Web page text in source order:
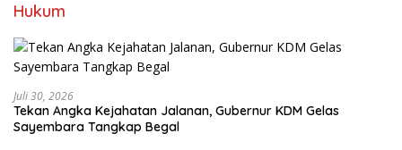
Hukum
Juli 30, 2026
Tekan Angka Kejahatan Jalanan, Gubernur KDM Gelas
Sayembara Tangkap Begal